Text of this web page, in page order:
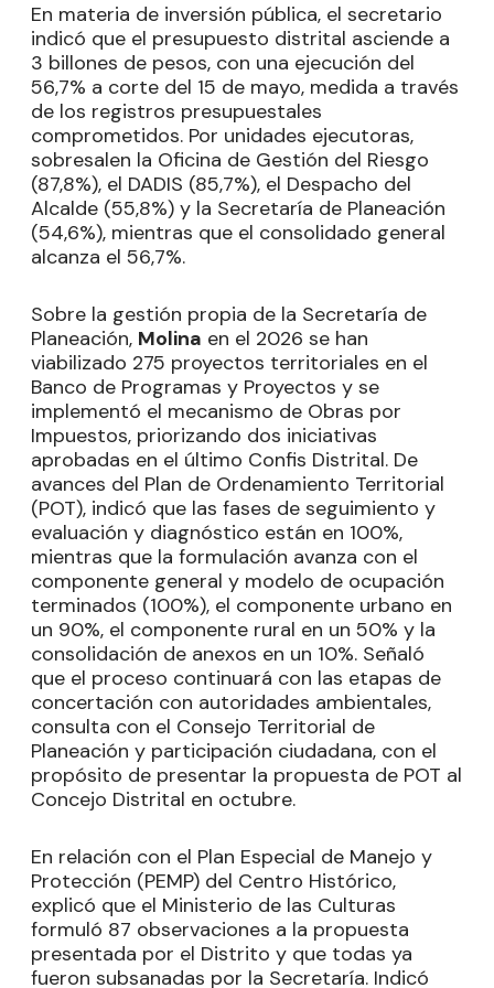
En materia de inversión pública, el secretario
indicó que el presupuesto distrital asciende a
3 billones de pesos, con una ejecución del
56,7% a corte del 15 de mayo, medida a través
de los registros presupuestales
comprometidos. Por unidades ejecutoras,
sobresalen la Oficina de Gestión del Riesgo
(87,8%), el DADIS (85,7%), el Despacho del
Alcalde (55,8%) y la Secretaría de Planeación
(54,6%), mientras que el consolidado general
alcanza el 56,7%.
Sobre la gestión propia de la Secretaría de
Planeación, Molina en el 2026 se han
viabilizado 275 proyectos territoriales en el
Banco de Programas y Proyectos y se
implementó el mecanismo de Obras por
Impuestos, priorizando dos iniciativas
aprobadas en el último Confis Distrital. De
avances del Plan de Ordenamiento Territorial
(POT), indicó que las fases de seguimiento y
evaluación y diagnóstico están en 100%,
mientras que la formulación avanza con el
componente general y modelo de ocupación
terminados (100%), el componente urbano en
un 90%, el componente rural en un 50% y la
consolidación de anexos en un 10%. Señaló
que el proceso continuará con las etapas de
concertación con autoridades ambientales,
consulta con el Consejo Territorial de
Planeación y participación ciudadana, con el
propósito de presentar la propuesta de POT al
Concejo Distrital en octubre.
En relación con el Plan Especial de Manejo y
Protección (PEMP) del Centro Histórico,
explicó que el Ministerio de las Culturas
formuló 87 observaciones a la propuesta
presentada por el Distrito y que todas ya
fueron subsanadas por la Secretaría. Indicó